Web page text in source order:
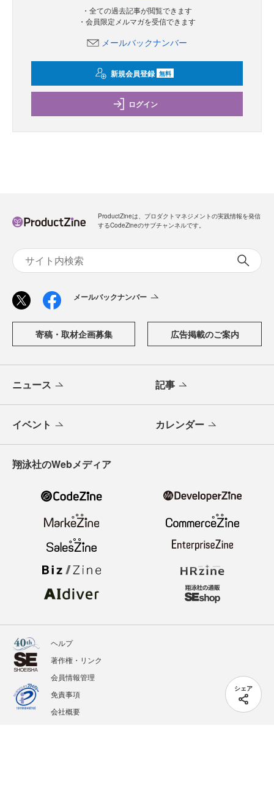
シェア
・全ての過去記事が閲覧できます
・会員限定メルマガを受信できます
メールバックナンバー
新規会員登録 無料
ログイン
ProductZineは、プロダクトマネジメントの実践情報を発信
するCodeZineのサブチャンネルです。
メールバックナンバー
寄稿・取材企画募集 広告掲載のご案内
ニュース 記事
イベント カレンダー
翔泳社のWebメディア
ヘルプ
著作権・リンク
会員情報管理
免責事項
会社概要